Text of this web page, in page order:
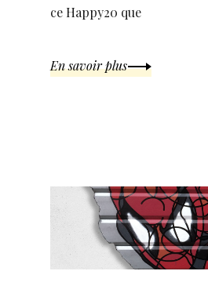
ce Happy20 que
En savoir plus